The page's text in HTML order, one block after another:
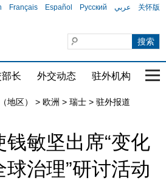
Français Español Русский عربي 关怀版
长 外交动态 驻外机构 国
地区） > 欧洲 > 瑞士 > 驻外报道
敏坚出席“变化
治理”研讨活动